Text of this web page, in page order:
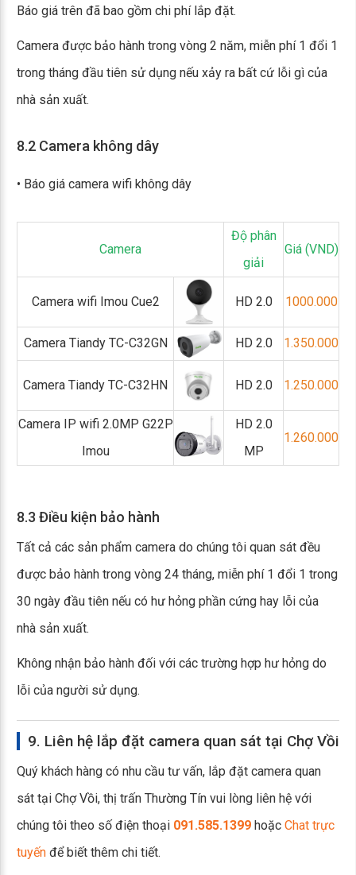
Báo giá trên đã bao gồm chi phí lắp đặt.
Camera được bảo hành trong vòng 2 năm, miễn phí 1 đổi 1
trong tháng đầu tiên sử dụng nếu xảy ra bất cứ lỗi gì của
nhà sản xuất.
8.2 Camera không dây
• Báo giá camera wifi không dây
Camera
Độ phân
giải
Giá (VND)
Camera wifi Imou Cue2 HD 2.0 1000.000
Camera Tiandy TC-C32GN HD 2.0 1.350.000
Camera Tiandy TC-C32HN HD 2.0 1.250.000
Camera IP wifi 2.0MP G22P
Imou
HD 2.0
MP
1.260.000
8.3 Điều kiện bảo hành
Tất cả các sản phẩm camera do chúng tôi quan sát đều
được bảo hành trong vòng 24 tháng, miễn phí 1 đổi 1 trong
30 ngày đầu tiên nếu có hư hỏng phần cứng hay lỗi của
nhà sản xuất.
Không nhận bảo hành đối với các trường hợp hư hỏng do
lỗi của người sử dụng.
9. Liên hệ lắp đặt camera quan sát tại Chợ Vồi
Quý khách hàng có nhu cầu tư vấn, lắp đặt camera quan
sát tại Chợ Vồi, thị trấn Thường Tín vui lòng liên hệ với
chúng tôi theo số điện thoại 091.585.1399 hoặc Chat trực
tuyến để biết thêm chi tiết.